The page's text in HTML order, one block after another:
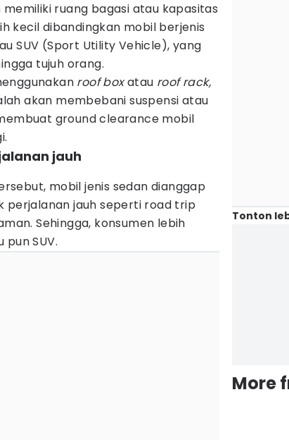
ruang bagasi atau kapasitas
kecil dibandingkan mobil berjenis
SUV (Sport Utility Vehicle), yang
tujuh orang.
roof boxatau roof rack,
akan membebani suspensi atau
ground clearance mobil
jauh
mobil jenis sedan dianggap
perjalanan jauh seperti road trip
Sehingga, konsumen lebih
SUV.
Tonton
More